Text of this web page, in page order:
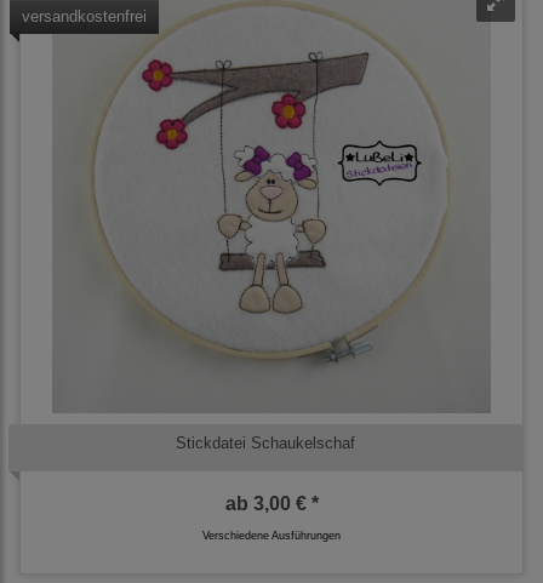
versandkostenfrei
Stickdatei Schaukelschaf
ab 3,00 € *
Verschiedene Ausführungen